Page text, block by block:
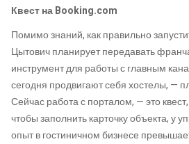
Квест на Booking.com
Помимо знаний, как правильно
Цытович планирует передавать
инструмент для работы с главным
сегодня продвигают себя хостелы, —
Сейчас работа с порталом, — это
чтобы заполнить карточку объекта, у
опыт в гостиничном бизнесе